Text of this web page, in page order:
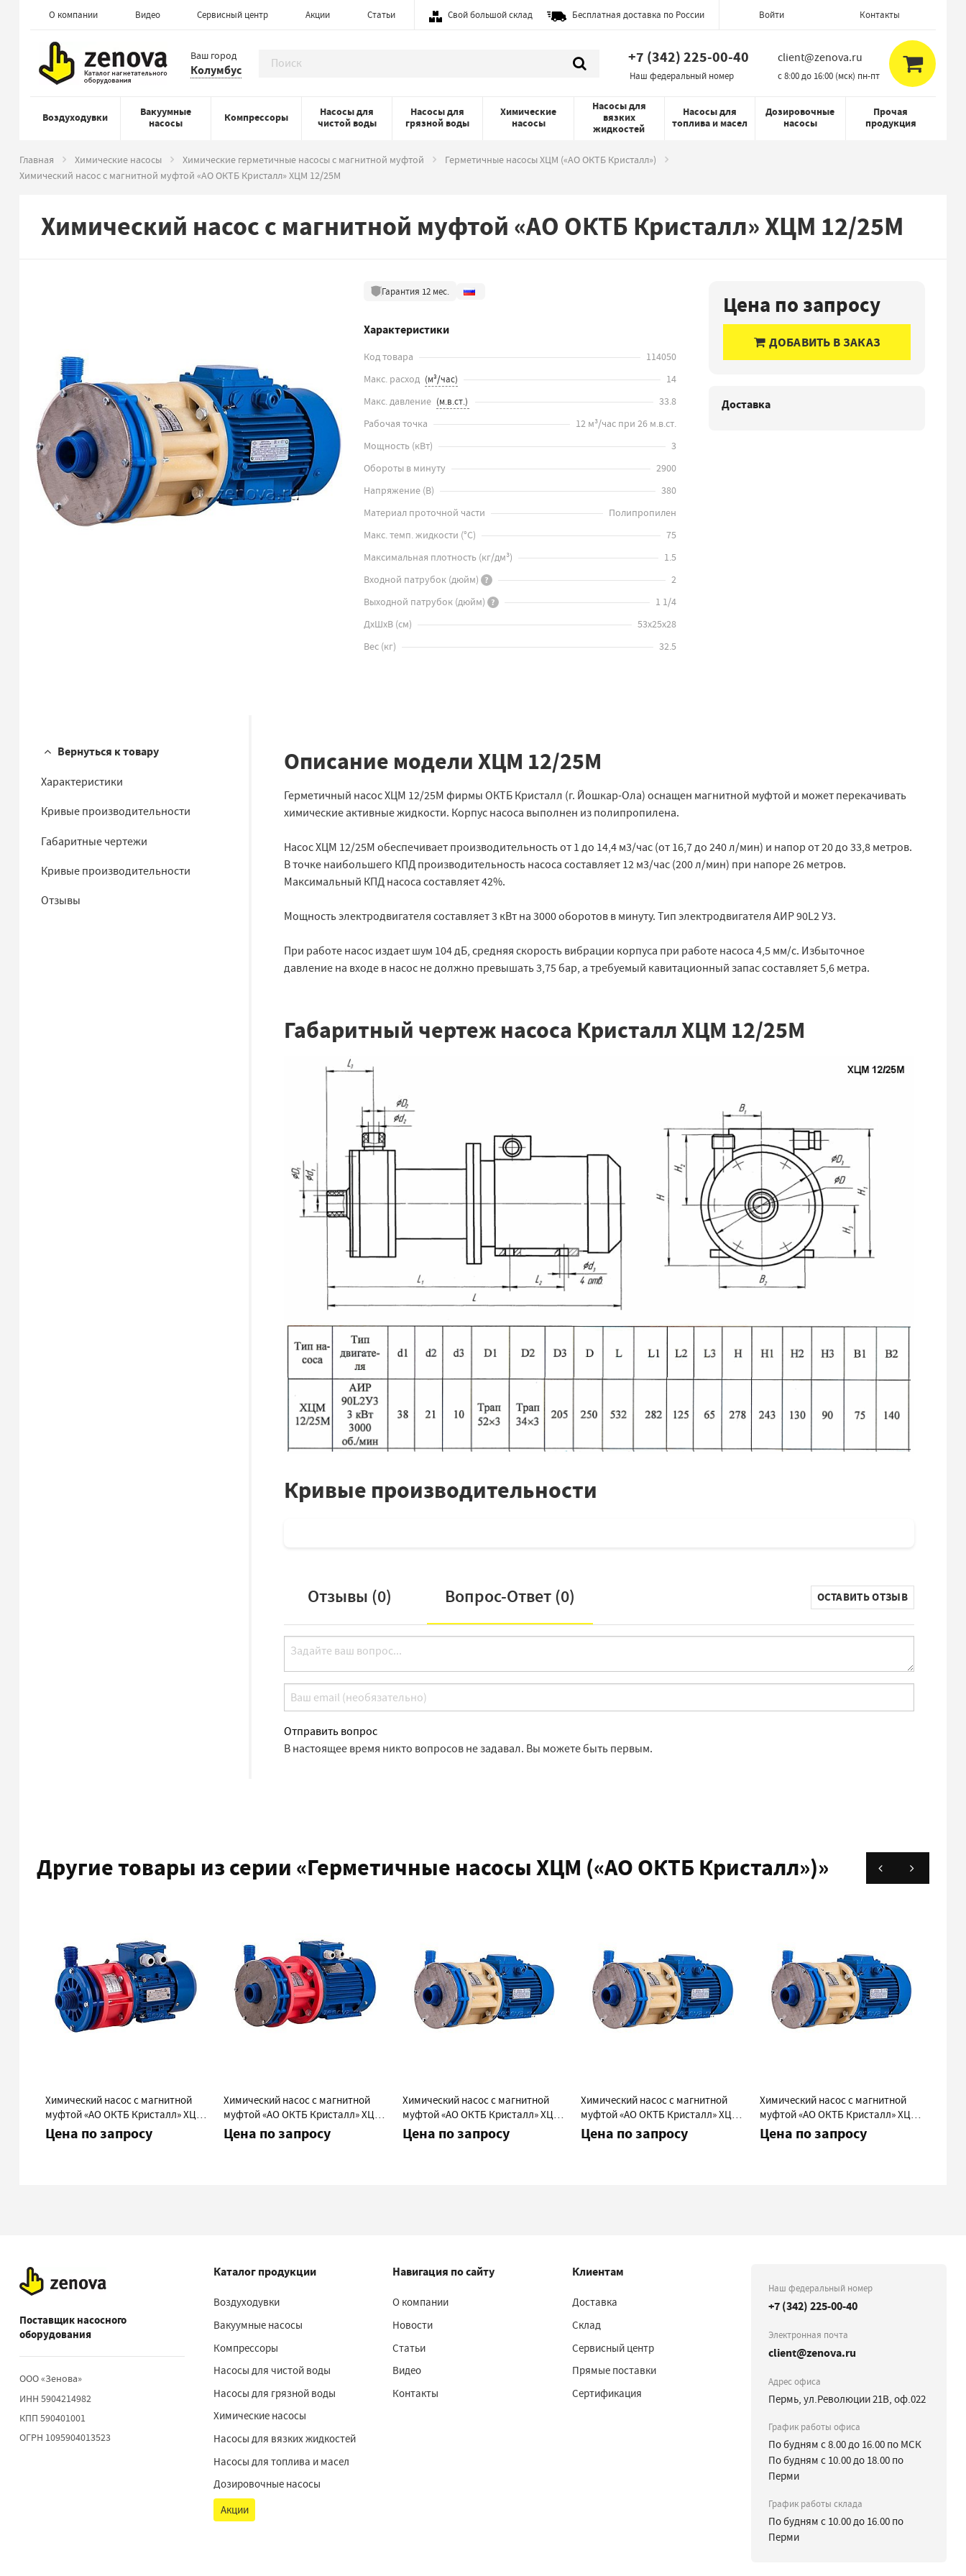
О компании Видео Сервисный центр Акции Статьи Свой большой склад Бесплатная доставка по России Войти Контакты
Ваш город
Колумбус
+7 (342) 225-00-40
Наш федеральный номер
client@zenova.ru
c 8:00 до 16:00 (мск) пн-пт
Воздуходувки
Вакуумные
насосы
Компрессоры
Насосы для
чистой воды
Насосы для
грязной воды
Химические
насосы
Насосы для
вязких
жидкостей
Насосы для
топлива и масел
Дозировочные
насосы
Прочая
продукция
Главная Химические насосы Химические герметичные насосы с магнитной муфтой
Герметичные насосы ХЦМ («АО ОКТБ Кристалл»)
Химический насос с магнитной муфтой «АО ОКТБ Кристалл» ХЦМ 12/25М
Химический насос с магнитной муфтой «АО ОКТБ Кристалл» ХЦМ 12/25М
Гарантия 12 мес.
Характеристики
Код товара
114050
Макс. расход
14
Макс. давление
33.8
Рабочая точка
12 м³/час при 26 м.в.ст.
Мощность (кВт)
3
Обороты в минуту
2900
Напряжение (В)
380
Материал проточной части
Полипропилен
Макс. темп. жидкости (°C)
75
Максимальная плотность (кг/дм³)
1.5
Входной патрубок (дюйм) ?
2
Выходной патрубок (дюйм) ?
1 1/4
ДхШхВ (см)
53х25х28
Вес (кг) 32.5
Цена по запросу
ДОБАВИТЬ В ЗАКАЗ
Доставка
Вернуться к товару
Характеристики
Кривые производительности
Габаритные чертежи
Кривые производительности
Отзывы
Описание модели ХЦМ 12/25М
Герметичный насос ХЦМ 12/25М фирмы ОКТБ Кристалл (г. Йошкар-Ола) оснащен магнитной муфтой и может перекачивать
химические активные жидкости. Корпус насоса выполнен из полипропилена.
Насос ХЦМ 12/25М обеспечивает производительность от 1 до 14,4 м3/час (от 16,7 до 240 л/мин) и напор от 20 до 33,8 метров.
В точке наибольшего КПД производительность насоса составляет 12 м3/час (200 л/мин) при напоре 26 метров.
Максимальный КПД насоса составляет 42%.
Мощность электродвигателя составляет 3 кВт на 3000 оборотов в минуту. Тип электродвигателя АИР 90L2 У3.
При работе насос издает шум 104 дБ, средняя скорость вибрации корпуса при работе насоса 4,5 мм/с. Избыточное
давление на входе в насос не должно превышать 3,75 бар, а требуемый кавитационный запас составляет 5,6 метра.
Габаритный чертеж насоса Кристалл ХЦМ 12/25М
Кривые производительности
Отзывы (0) Вопрос-Ответ (0) ОСТАВИТЬ ОТЗЫВ
Отправить вопрос
В настоящее время никто вопросов не задавал. Вы можете быть первым.
Другие товары из серии «Герметичные насосы ХЦМ («АО ОКТБ Кристалл»)»
Химический насос с магнитной
муфтой «АО ОКТБ Кристалл» ХЦМ
1/10
Цена по запросу
Химический насос с магнитной
муфтой «АО ОКТБ Кристалл» ХЦМ
3/25М
Цена по запросу
Химический насос с магнитной
муфтой «АО ОКТБ Кристалл» ХЦМ
6/30М
Цена по запросу
Химический насос с магнитной
муфтой «АО ОКТБ Кристалл» ХЦМ
9/25М
Цена по запросу
Химический насос с магнитной
муфтой «АО ОКТБ Кристалл» ХЦМ
20/25М
Цена по запросу
Поставщик насосного
оборудования
ООО «Зенова»
ИНН 5904214982
КПП 590401001
ОГРН 1095904013523
Каталог продукции
Воздуходувки
Вакуумные насосы
Компрессоры
Насосы для чистой воды
Насосы для грязной воды
Химические насосы
Насосы для вязких жидкостей
Насосы для топлива и масел
Дозировочные насосы
Акции
Навигация по сайту
О компании
Новости
Статьи
Видео
Контакты
Клиентам
Доставка
Склад
Сервисный центр
Прямые поставки
Сертификация
Наш федеральный номер
+7 (342) 225-00-40
Электронная почта
client@zenova.ru
Адрес офиса
Пермь, ул.Революции 21В, оф.022
График работы офиса
По будням с 8.00 до 16.00 по МСК
По будням с 10.00 до 18.00 по
Перми
График работы склада
По будням с 10.00 до 16.00 по
Перми